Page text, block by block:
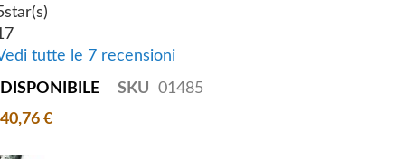
g
o
f
t
e
star(s)
tutte le 7 recensioni
DISPONIBILE SKU
01485
40,76 €